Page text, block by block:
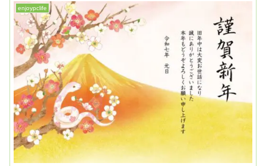
enjoypclife